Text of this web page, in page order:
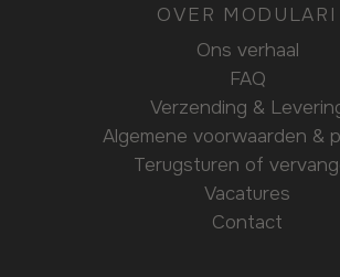
OVER MODULARI
Ons verhaal
FAQ
Verzending &
Algemene voorwaarden &
Terugsturen of
Vacatures
Contact